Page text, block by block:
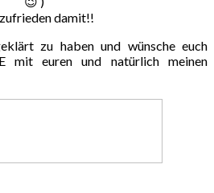
damit!!
zu haben und wünsche euch
mit euren und natürlich meinen